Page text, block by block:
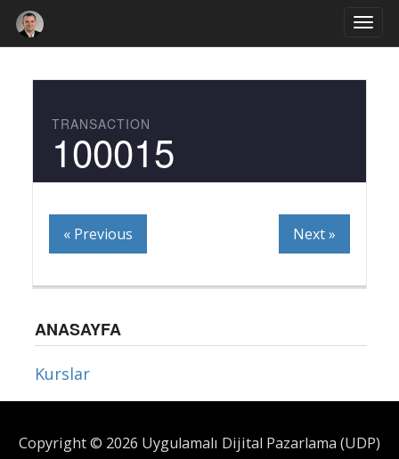
TRANSACTION
100015
« Previous Next »
ANASAYFA
Kurslar
Copyright © 2026 Uygulamalı Dijital Pazarlama (UDP)